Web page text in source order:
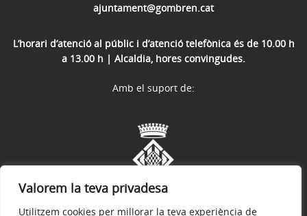
Valorem la teva privadesa
Utilitzem cookies per millorar la teva experiència de
ajuntament@gombren.cat
L’horari d’atenció al públic i d’atenció telefònica és de 10.00 h
a 13.00 h | Alcaldia, hores convingudes.
Amb el suport de: